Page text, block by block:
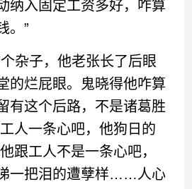
纳入固定工资多好，咋算
。”
子，他老张长了后眼
烂屁眼。鬼晓得他咋算
有这个后路，不是诸葛胜
人一条心吧，他狗日的
跟工人不是一条心吧，
一把泪的遭孽样……人心